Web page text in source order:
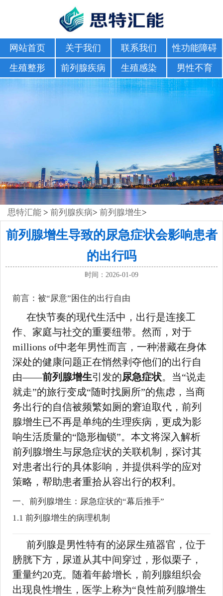
网站首页 关于我们 联系我们
性功能障碍
生殖整形
前列腺疾病 生殖感染 男性不育
思特汇能 >前列腺疾病>前列腺增生>
前列腺增生导致的尿急症状会影响患者
的出行吗
时间：2026-01-09
前言：被“尿意”困住的出行自由
在快节奏的现代生活中，出行是连接工
作、家庭与社交的重要纽带。然而，对于
millions of中老年男性而言，一种潜藏在身体
深处的健康问题正在悄然剥夺他们的出行自
由——前列腺增生引发的尿急症状。当“说走
就走”的旅行变成“随时找厕所”的焦虑，当商
务出行的自信被频繁如厕的窘迫取代，前列
腺增生已不再是单纯的生理疾病，更成为影
响生活质量的“隐形枷锁”。本文将深入解析
前列腺增生与尿急症状的关联机制，探讨其
对患者出行的具体影响，并提供科学的应对
策略，帮助患者重拾从容出行的权利。
一、前列腺增生：尿急症状的“幕后推手”
1.1 前列腺增生的病理机制
前列腺是男性特有的泌尿生殖器官，位于
膀胱下方，尿道从其中间穿过，形似栗子，
重量约20克。随着年龄增长，前列腺组织会
出现良性增生，医学上称为“良性前列腺增生